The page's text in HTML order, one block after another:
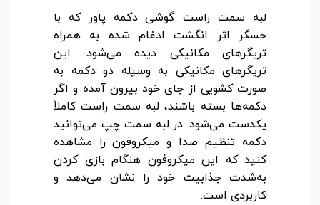
لبه سمت راست گوشی دکمه پاور که با
حسگر اثر انگشت ادغام شده به همراه
تریگرهای مکانیکی دیده می‌شود. این
تریگرهای مکانیکی به وسیله دو دکمه به
صورت کشویی از جای خود بیرون آمده و اگر
دکمه‌ها بسته باشند، لبه سمت راست کاملاً
یکدست می‌شود. در لبه سمت چپ می‌توانید
دکمه تنظیم صدا و میکروفون را مشاهده
کنید که این میکروفون هنگام بازی کردن
به‌شدت جذابیت خود را نشان می‌دهد و
کاربردی است.